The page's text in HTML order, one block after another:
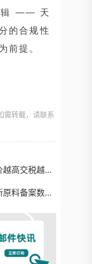
辑 —— 天
的合规性
前提。
需转载，请联系
进口化妆品涉及哪些税？单价越高交税越多？
再下一个！维琪科技化妆品新原料备案数量保持第一